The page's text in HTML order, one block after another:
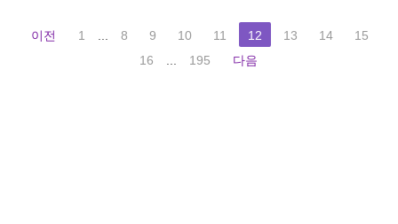
이전 1 ... 8 9 10 11 12 13 14
15
16
... 195 다음